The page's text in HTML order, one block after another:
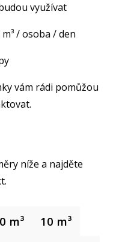
využívat
/ osoba / den
vám rádi pomůžou
níže a najděte
m³ 10 m³